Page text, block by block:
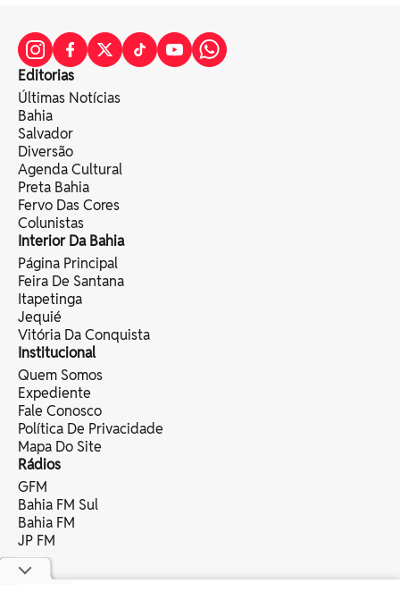
Editorias
Últimas Notícias
Bahia
Salvador
Diversão
Agenda Cultural
Preta Bahia
Fervo Das Cores
Colunistas
Interior Da Bahia
Página Principal
Feira De Santana
Itapetinga
Jequié
Vitória Da Conquista
Institucional
Quem Somos
Expediente
Fale Conosco
Política De Privacidade
Mapa Do Site
Rádios
GFM
Bahia FM Sul
Bahia FM
JP FM